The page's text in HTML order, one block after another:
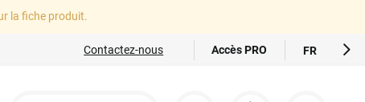
la fiche produit.
Contactez-nous Accès PRO FR